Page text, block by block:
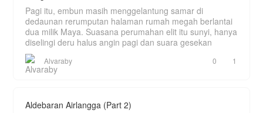
Pagi itu, embun masih menggelantung samar di
dedaunan rerumputan halaman rumah megah berlantai
dua milik Maya. Suasana perumahan elit itu sunyi, hanya
diselingi deru halus angin pagi dan suara gesekan
Alvaraby 0 1
Aldebaran Airlangga (Part 2)